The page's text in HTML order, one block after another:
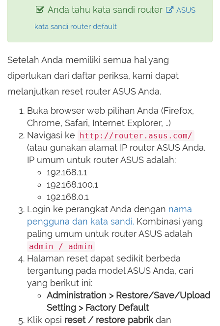
Anda tahu kata sandi router
ASUS
kata sandi router default
Setelah Anda memiliki semua hal yang
diperlukan dari daftar periksa, kami dapat
melanjutkan reset router ASUS Anda.
Buka browser web pilihan Anda (Firefox,
Chrome, Safari, Internet Explorer, ..)
Navigasi ke
http://router.asus.com/
(atau gunakan alamat IP router ASUS Anda.
IP umum untuk router ASUS adalah:
192.168.1.1
192.168.100.1
192.168.0.1
Login ke perangkat Anda dengan nama
pengguna dan kata sandi. Kombinasi yang
paling umum untuk router ASUS adalah
admin / admin
Halaman reset dapat sedikit berbeda
tergantung pada model ASUS Anda, cari
yang berikut ini:
Administration > Restore/Save/Upload
Setting > Factory Default
Klik opsi reset / restore pabrikdan